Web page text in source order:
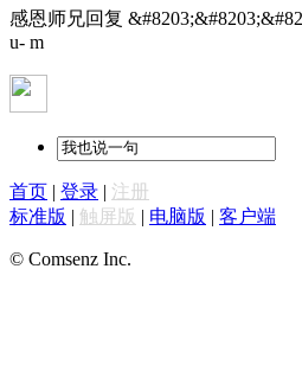
感恩师兄回复
u- m
首页 | 登录 | 注册
标准版 | 触屏版 | 电脑版 | 客户端
© Comsenz Inc.